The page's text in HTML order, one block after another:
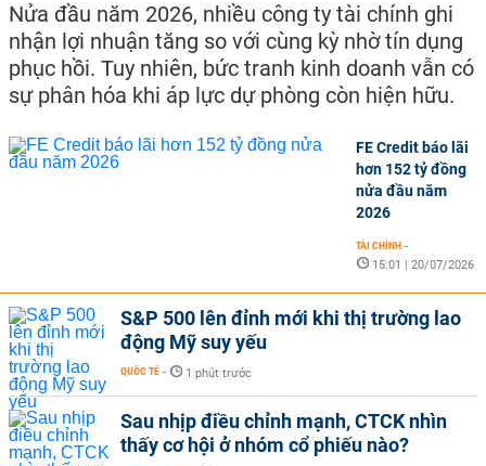
Nửa đầu năm 2026, nhiều công ty tài chính ghi
nhận lợi nhuận tăng so với cùng kỳ nhờ tín dụng
phục hồi. Tuy nhiên, bức tranh kinh doanh vẫn có
sự phân hóa khi áp lực dự phòng còn hiện hữu.
FE Credit báo lãi
hơn 152 tỷ đồng
nửa đầu năm
2026
TÀI CHÍNH -
15:01 | 20/07/2026
S&P 500 lên đỉnh mới khi thị trường lao
động Mỹ suy yếu
QUỐC TẾ - 1 phút trước
Sau nhịp điều chỉnh mạnh, CTCK nhìn
thấy cơ hội ở nhóm cổ phiếu nào?